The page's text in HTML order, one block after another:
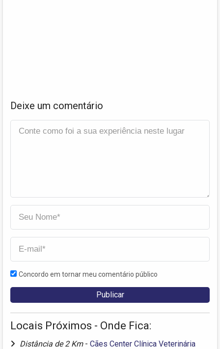
Deixe um comentário
Concordo em tornar meu comentário público
Locais Próximos - Onde Fica:
Distância de 2 Km - Cães Center Clínica Veterinária